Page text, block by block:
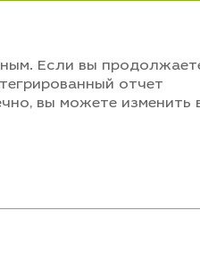
Если вы
отчет
вы можете изменить